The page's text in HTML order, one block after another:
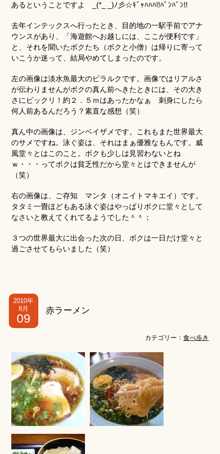
あるということですよ _(*_ _)ﾉ彡☆ｷﾞｬﾊﾊﾊ!!ﾊﾞﾝﾊﾞﾝ!!
去年インテックスへ行ったとき、目的地の一駅手前でアナ
ウンスがあり、「海遊館へお越しには、ここが便利です」
と、それを聞いたボクたち（ボクと小僧）は帰りに寄って
いこうか迷って、結局やめてしまったのです。
左の画像は淡水魚最大のピラルクです。画像ではリアルさ
が伝わりませんがボクの真ん前へきたときには、その大き
さにビックリ！約２．５ｍはあったかなぁ 刺身にしたら
何人前あるんだろう？素直な感想（笑）
真ん中の画像は、ジンベイザメです。これもまた世界最大
のサメですね。泳ぐ姿は、それはまぁ優雅なもんです。威
風堂々とはこのこと。ボクも少しは見習わないとね
ｗ・・・ってボクは貧乏性だから堂々とはできませんが
（笑）
右の画像は、ご存知 マンタ（オニイトマキエイ）です。
タタミ一畳ほどもある泳ぐ姿はやっぱりボクに堂々として
なさいと教えてくれてるようでした＾＾；
３つの世界最大に出会った次の日、ボクは一日だけ堂々と
過ごさせてもらいました（笑）
2010年
8月
09
赤ラーメン
カテゴリー：食べ歩き